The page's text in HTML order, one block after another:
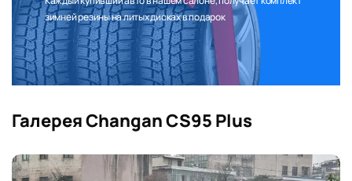
зимней резины на литых дисках в подарок
Галерея Changan CS95 Plus